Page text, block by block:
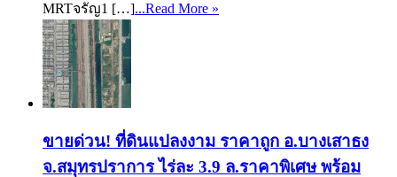
MRTจรัญ1 […]...Read More »
ขายด่วน! ที่ดินแปลงงาม ราคาถูก อ.บางเสาธง
จ.สมุทรปราการ ไร่ละ 3.9 ล.ราคาพิเศษ พร้อม